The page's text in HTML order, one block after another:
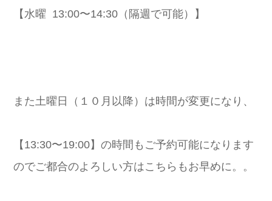
【水曜 13:00〜14:30（隔週で可能）】
また土曜日（１０月以降）は時間が変更になり、
【13:30〜19:00】の時間もご予約可能になります
のでご都合のよろしい方はこちらもお早めに。。